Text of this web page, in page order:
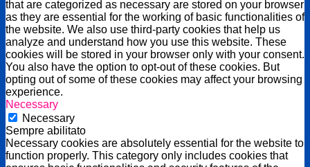
that are categorized as necessary are stored on your browser
as they are essential for the working of basic functionalities of
the website. We also use third-party cookies that help us
analyze and understand how you use this website. These
cookies will be stored in your browser only with your consent.
You also have the option to opt-out of these cookies. But
opting out of some of these cookies may affect your browsing
experience.
Necessary
Necessary
Sempre abilitato
Necessary cookies are absolutely essential for the website to
function properly. This category only includes cookies that